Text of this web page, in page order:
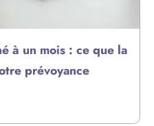
à un mois : ce que la
prévoyance